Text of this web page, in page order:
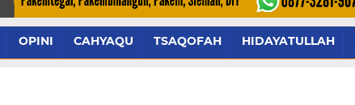
OPINI CAHYAQU TSAQOFAH HIDAYATULLAH